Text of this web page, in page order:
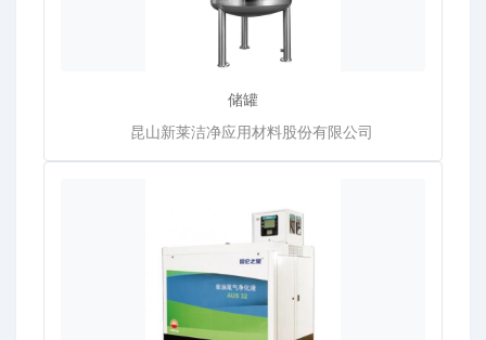
储罐
昆山新莱洁净应用材料股份有限公司